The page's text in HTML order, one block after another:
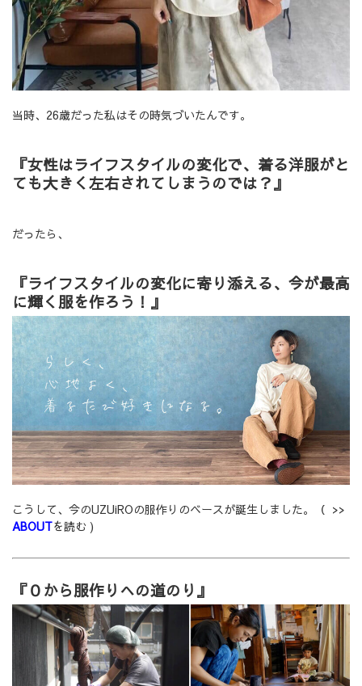
当時、26歳だった私はその時気づいたんです。
『女性はライフスタイルの変化で、着る洋服がと
ても大きく左右されてしまうのでは？』
だったら、
『ライフスタイルの変化に寄り添える、今が最高
に輝く服を作ろう！』
こうして、今のUZUiROの服作りのベースが誕生しました。（ >>
ABOUTを読む )
『０から服作りへの道のり』